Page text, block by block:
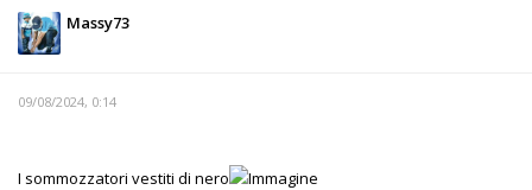
Massy73
09/08/2024, 0:14
I sommozzatori vestiti di nero